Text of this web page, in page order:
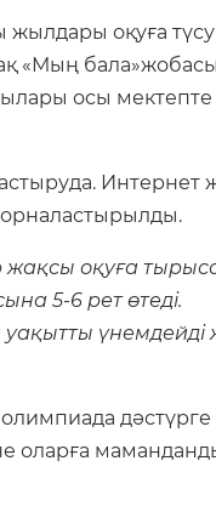
оқуға
«Мың
осы
Интернет
орналастырылды.
жақсы оқуға
5-6 рет өтеді.
үнемдейді
оларға